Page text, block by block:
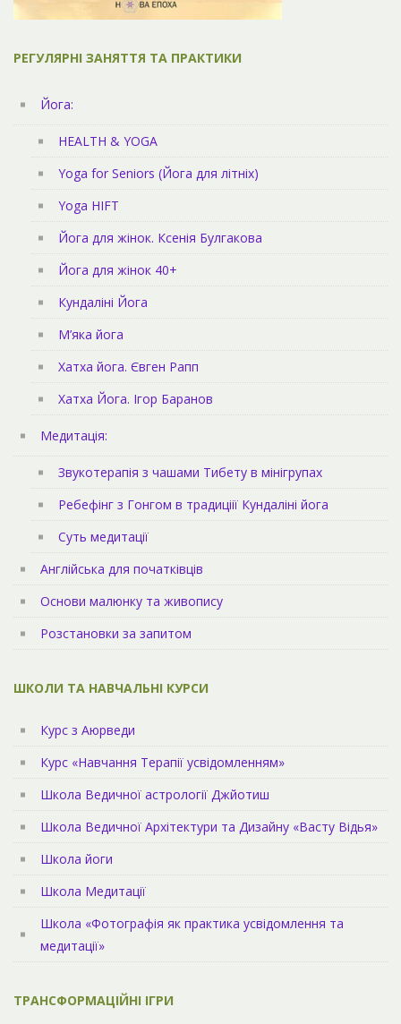
РЕГУЛЯРНІ ЗАНЯТТЯ ТА ПРАКТИКИ
Йога:
HEALTH & YOGA
Yoga for Seniors (Йога для літніх)
Yoga HIFT
Йога для жінок. Ксенія Булгакова
Йога для жінок 40+
Кундаліні Йога
М’яка йога
Хатха йога. Євген Рапп
Хатха Йога. Ігор Баранов
Медитація:
Звукотерапія з чашами Тибету в мінігрупах
Ребефінг з Гонгом в традиціії Кундаліні йога
Суть медитації
Англійська для початківців
Основи малюнку та живопису
Розстановки за запитом
ШКОЛИ ТА НАВЧАЛЬНІ КУРСИ
Курс з Аюрведи
Курс «Навчання Терапії усвідомленням»
Школа Ведичної астрології Джйотиш
Школа Ведичної Архітектури та Дизайну «Васту Відья»
Школа йоги
Школа Медитації
Школа «Фотографія як практика усвідомлення та
медитації»
ТРАНСФОРМАЦІЙНІ ІГРИ